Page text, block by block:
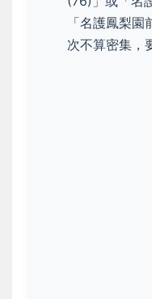
「名護鳳梨
次不算密集，